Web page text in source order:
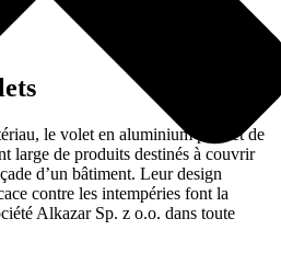
le volet en aluminium permet de
large de produits destinés à couvrir
d’un bâtiment. Leur design
contre les intempéries font la
Alkazar Sp. z o.o. dans toute